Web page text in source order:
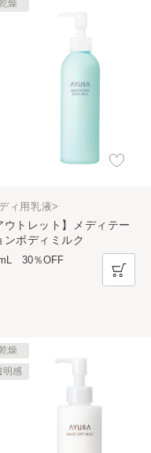
ウトレット】メディテー
ンボディミルク
燥
ィ用乳液>
30％OFF
燥
明感